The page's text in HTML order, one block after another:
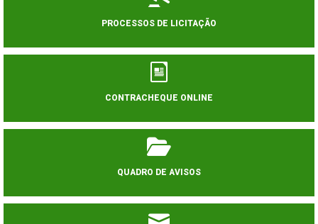
PROCESSOS DE LICITAÇÃO
CONTRACHEQUE ONLINE
QUADRO DE AVISOS